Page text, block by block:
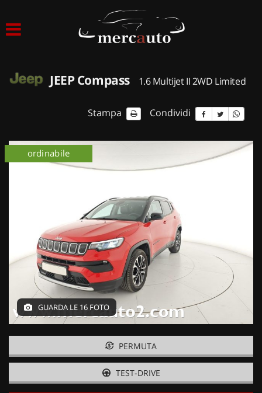
ACQUISTIAMO USATO
NOLEGGIO AUTO
NOLEGGIO BREVE TERMINE
CONTATTI
JEEP Compass 1.6 Multijet II 2WD Limited
Stampa Condividi
ordinabile
GUARDA LE 16 FOTO
PERMUTA
TEST-DRIVE